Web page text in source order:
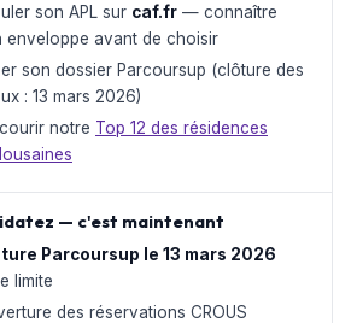
son APL sur caf.fr — connaître
enveloppe avant de choisir
son dossier Parcoursup (clôture des
: 13 mars 2026)
notre Top 12 des résidences
— c'est maintenant
Parcoursup le 13 mars 2026
limite
des réservations CROUS